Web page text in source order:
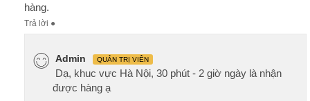
hàng.
Trả lời ●
Admin QUẢN TRỊ VIÊN
Dạ, khuc vực Hà Nội, 30 phút - 2 giờ ngày là nhận
được hàng ạ